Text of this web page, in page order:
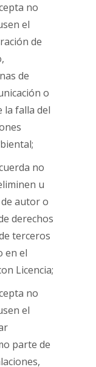
no
el
de
de
o
la falla del
no
u
autor o
derechos
terceros
en el
Licencia;
no
el
parte de